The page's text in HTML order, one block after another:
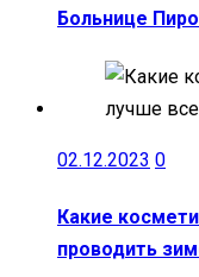
Больнице
02.12.2023 0
Какие
проводить